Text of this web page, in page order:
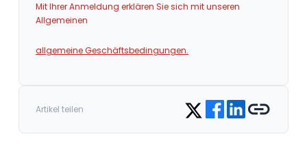
Mit Ihrer Anmeldung erklären Sie sich mit unseren
Allgemeinen
allgemeine Geschäftsbedingungen.
Artikel teilen Share on Twitter
Share on Facebook
Share on LinkedIn
Copy link